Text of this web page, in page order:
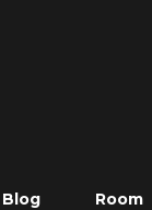
Blog Room